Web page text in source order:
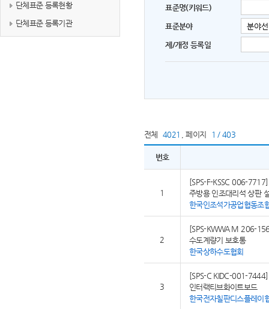
단체표준 등록현황
단체표준 등록기관
표준명(키워드)
표준분야
제/개정 등록일
전체 4021 페이지 1 / 403
번호
1
[SPS-F-KSSC 006-7717]
주방용 인조대리석 상판
한국인조석가공업협동조
2
[SPS-KWWA M 206-
수도계량기 보호통
한국상하수도협회
3
[SPS-C KIDC-001-7444]
인터랙티브화이트보드
한국전자칠판디스플레이